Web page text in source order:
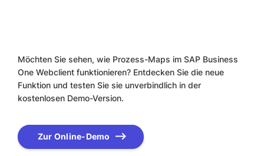
Möchten Sie sehen, wie Prozess-Maps im SAP Business
One Webclient funktionieren? Entdecken Sie die neue
Funktion und testen Sie sie unverbindlich in der
kostenlosen Demo-Version.
Zur Online-Demo